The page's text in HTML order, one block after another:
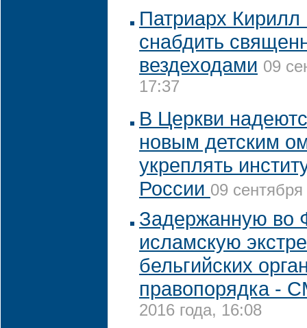
Патриарх Кирилл
снабдить
вездеходами 09
17:37
В Церкви
новым детским
укреплять
России 09
Задержанную во
исламскую
бельгийских
правопорядка -
2016 года, 16:08